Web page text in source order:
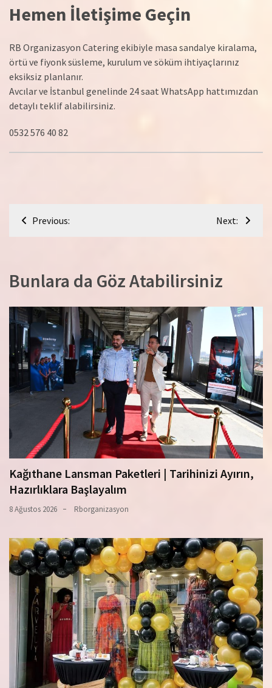
Hemen İletişime Geçin
RB Organizasyon Catering ekibiyle masa sandalye kiralama,
örtü ve fiyonk süsleme, kurulum ve söküm ihtiyaçlarınız
eksiksiz planlanır.
Avcılar ve İstanbul genelinde 24 saat WhatsApp hattımızdan
detaylı teklif alabilirsiniz.
0532 576 40 82
YazıPrevious: Next:
Bunlara da Göz Atabilirsiniz
Kağıthane Lansman Paketleri | Tarihinizi Ayırın,
Hazırlıklara Başlayalım
8 Ağustos 2026 Rborganizasyon